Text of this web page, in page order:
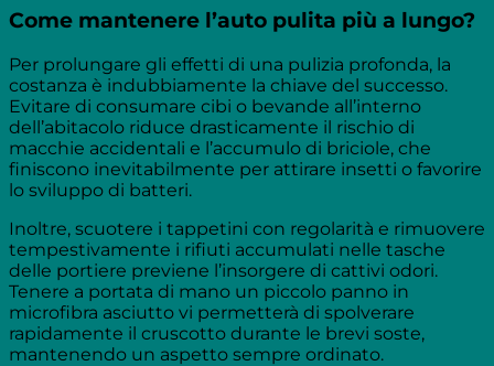
Come mantenere l’auto pulita più a lungo?
Per prolungare gli effetti di una pulizia profonda, la
costanza è indubbiamente la chiave del successo.
Evitare di consumare cibi o bevande all’interno
dell’abitacolo riduce drasticamente il rischio di
macchie accidentali e l’accumulo di briciole, che
finiscono inevitabilmente per attirare insetti o favorire
lo sviluppo di batteri.
Inoltre, scuotere i tappetini con regolarità e rimuovere
tempestivamente i rifiuti accumulati nelle tasche
delle portiere previene l’insorgere di cattivi odori.
Tenere a portata di mano un piccolo panno in
microfibra asciutto vi permetterà di spolverare
rapidamente il cruscotto durante le brevi soste,
mantenendo un aspetto sempre ordinato.